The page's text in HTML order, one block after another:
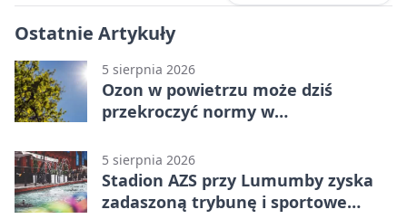
Ostatnie Artykuły
5 sierpnia 2026
Ozon w powietrzu może dziś
przekroczyć normy w
5 sierpnia 2026
Stadion AZS przy Lumumby zyska
zadaszoną trybunę i sportowe